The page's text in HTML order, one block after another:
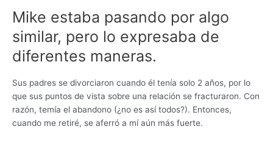
Mike estaba pasando por algo
similar, pero lo expresaba de
diferentes maneras.
Sus padres se divorciaron cuando él tenía solo 2 años, por lo
que sus puntos de vista sobre una relación se fracturaron. Con
razón, temía el abandono (¿no es así todos?). Entonces,
cuando me retiré, se aferró a mí aún más fuerte.